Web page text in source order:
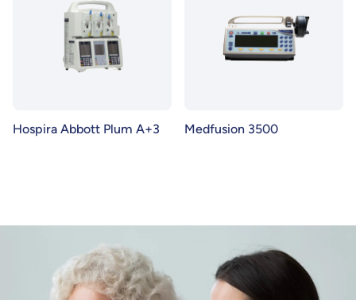
Hospira Abbott Plum A+3 Medfusion 3500